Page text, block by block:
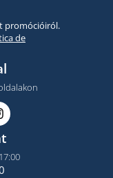
promócióiról.
de